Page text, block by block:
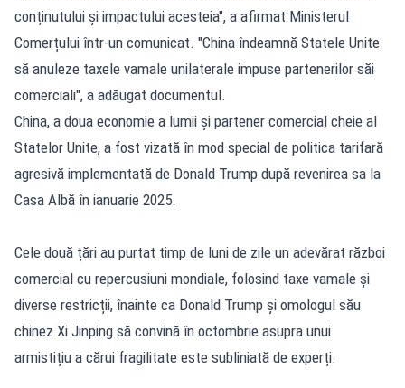
conținutului și impactului acesteia", a afirmat Ministerul
Comerțului într-un comunicat. "China îndeamnă Statele Unite
să anuleze taxele vamale unilaterale impuse partenerilor săi
comerciali", a adăugat documentul.
China, a doua economie a lumii și partener comercial cheie al
Statelor Unite, a fost vizată în mod special de politica tarifară
agresivă implementată de Donald Trump după revenirea sa la
Casa Albă în ianuarie 2025.
Cele două țări au purtat timp de luni de zile un adevărat război
comercial cu repercusiuni mondiale, folosind taxe vamale și
diverse restricții, înainte ca Donald Trump și omologul său
chinez Xi Jinping să convină în octombrie asupra unui
armistițiu a cărui fragilitate este subliniată de experți.